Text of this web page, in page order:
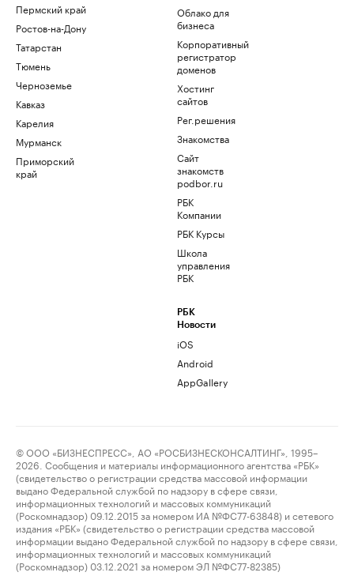
Пермский край
Ростов-на-Дону
Татарстан
Тюмень
Черноземье
Кавказ
Карелия
Мурманск
Приморский
край
Облако для
бизнеса
Корпоративный
регистратор
доменов
Хостинг
сайтов
Рег.решения
Знакомства
Сайт
знакомств
podbor.ru
РБК
Компании
РБК Курсы
Школа
управления
РБК
РБК
Новости
iOS
Android
AppGallery
© ООО «БИЗНЕСПРЕСС», АО «РОСБИЗНЕСКОНСАЛТИНГ», 1995–
2026. Сообщения и материалы информационного агентства «РБК»
(свидетельство о регистрации средства массовой информации
выдано Федеральной службой по надзору в сфере связи,
информационных технологий и массовых коммуникаций
(Роскомнадзор) 09.12.2015 за номером ИА №ФС77-63848) и сетевого
издания «РБК» (свидетельство о регистрации средства массовой
информации выдано Федеральной службой по надзору в сфере связи,
информационных технологий и массовых коммуникаций
(Роскомнадзор) 03.12.2021 за номером ЭЛ №ФС77-82385)